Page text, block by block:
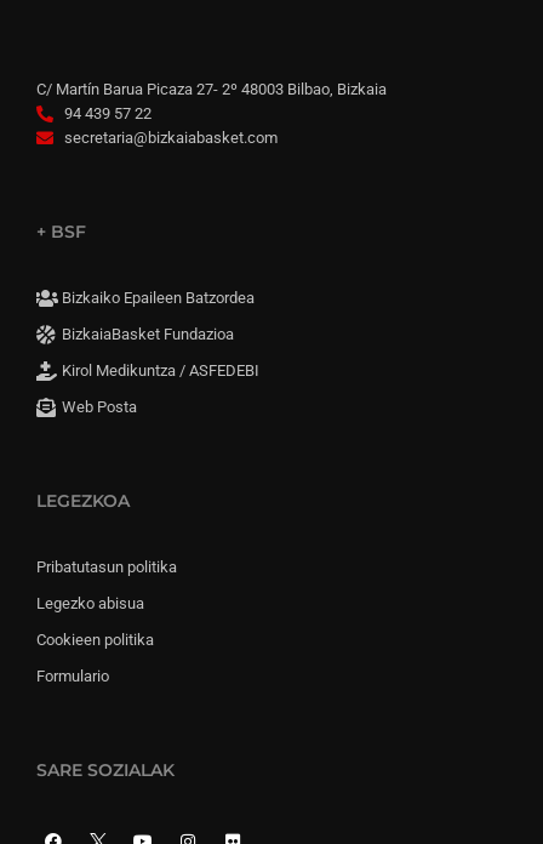
C/ Martín Barua Picaza 27- 2º 48003 Bilbao, Bizkaia
94 439 57 22
secretaria@bizkaiabasket.com
+ BSF
Bizkaiko Epaileen Batzordea
BizkaiaBasket Fundazioa
Kirol Medikuntza / ASFEDEBI
Web Posta
LEGEZKOA
Pribatutasun politika
Legezko abisua
Cookieen politika
Formulario
SARE SOZIALAK